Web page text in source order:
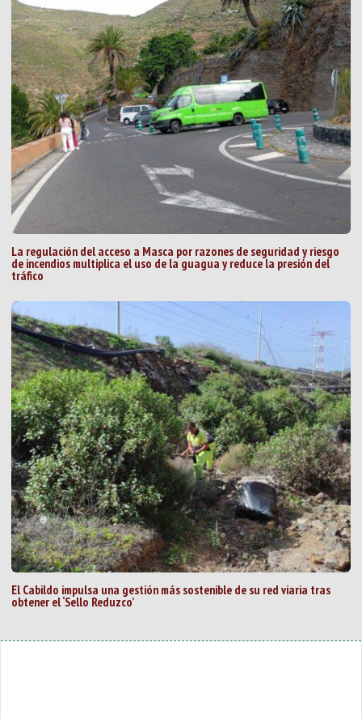
La regulación del acceso a Masca por razones de seguridad y riesgo
de incendios multiplica el uso de la guagua y reduce la presión del
tráfico
El Cabildo impulsa una gestión más sostenible de su red viaria tras
obtener el ‘Sello Reduzco’